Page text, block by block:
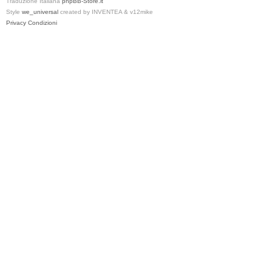
Style we_universal created by INVENTEA & v12mike
Privacy Condizioni